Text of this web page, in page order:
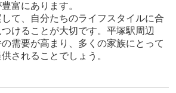
富にあります。
て、自分たちのライフスタイルに合
けることが大切です。平塚駅周辺
需要が高まり、多くの家族にとって
されることでしょう。